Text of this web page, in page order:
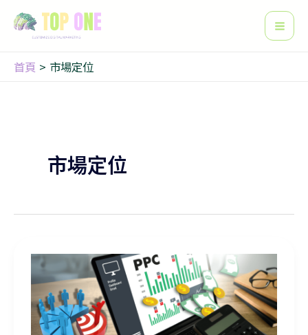
首頁 市場定位
市場定位
如何透過精準目標受眾與市場定位分析策略，有效節省廣告預算？
尋